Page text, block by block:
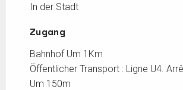
In der Stadt
Zugang
Zugang
Bahnhof Um 1Km
Öffentlicher Transport : Ligne U4.
Um 150m